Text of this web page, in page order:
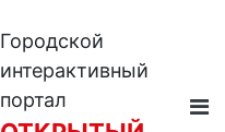
Городской
интерактивный
портал